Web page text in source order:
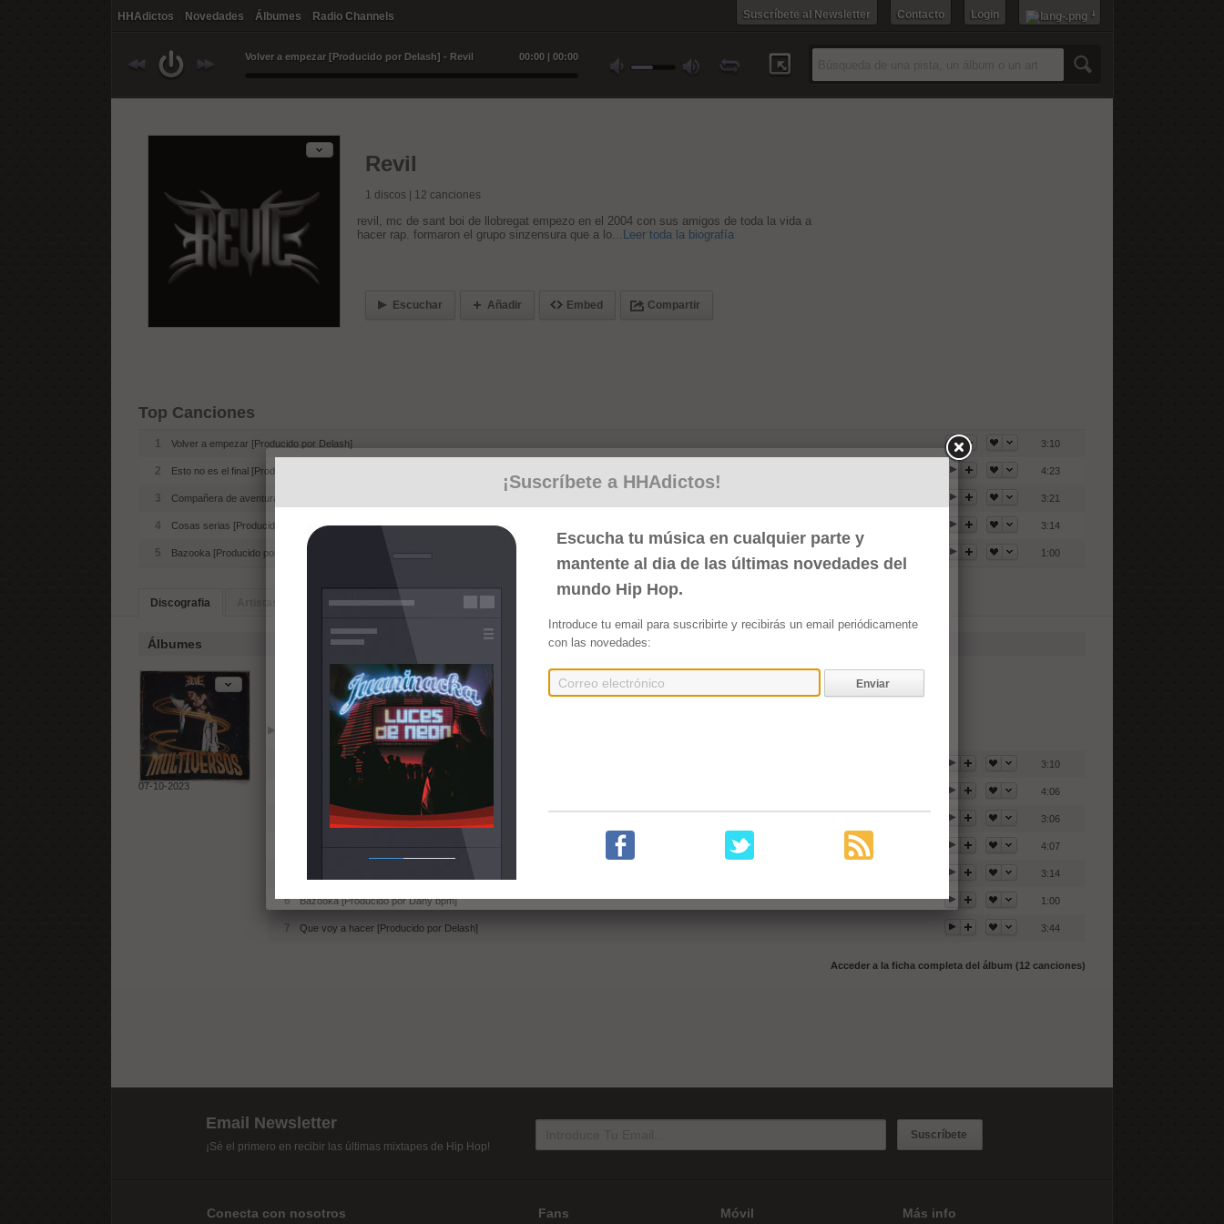
HHAdictos Novedades Álbumes Radio Channels Login
Contacto
Suscríbete al Newsletter
Volver a empezar [Producido por Delash] - Revil 00:00 | 00:00
Revil
1 discos | 12 canciones
revil, mc de sant boi de llobregat empezo en el 2004 con sus amigos de toda la vida a
hacer rap. formaron el grupo sinzensura que a lo... Leer toda la biografía
Escuchar Añadir Embed Compartir
Top Canciones
1 Volver a empezar [Producido por Delash] 3:10
2 Esto no es el final [Producido por Dany bpm] 4:23
3 Compañera de aventuras [Producido por Delash] 3:21
4 Cosas serias [Producido por Delash] 3:14
5 Bazooka [Producido por Dany bpm] 1:00
Discografia Artistas Similares Biografia
Álbumes
07-10-2023
Multiversos (2023)
Añadir Embed
Volver a empezar [Producido por Delash] 3:10
Mi fortuna (con Larayf) [Producido por Delash] 4:06
Navaja vieja [Producido por Delash] 3:06
Nada más (con Niña Marmota) [Producido por Dany bpm] 4:07
3:14
6 Bazooka [Producido por Dany bpm] 1:00
7 Que voy a hacer [Producido por Delash] 3:44
Acceder a la ficha completa del álbum (12 canciones)
Email Newsletter
¡Sé el primero en recibir las últimas mixtapes de Hip Hop!
Suscríbete
Conecta con nosotros Fans Móvil Más info
¡Suscríbete a HHAdictos!
Escucha tu música en cualquier parte y
mantente al dia de las últimas novedades del
mundo Hip Hop.
Introduce tu email para suscribirte y recibirás un email periódicamente
con las novedades:
Enviar